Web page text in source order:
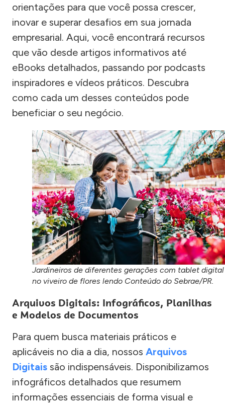
orientações para que você possa crescer,
inovar e superar desafios em sua jornada
empresarial. Aqui, você encontrará recursos
que vão desde artigos informativos até
eBooks detalhados, passando por podcasts
inspiradores e vídeos práticos. Descubra
como cada um desses conteúdos pode
beneficiar o seu negócio.
Jardineiros de diferentes gerações com tablet digital
no viveiro de flores lendo Conteúdo do Sebrae/PR.
Arquivos Digitais: Infográficos, Planilhas
e Modelos de Documentos
Para quem busca materiais práticos e
aplicáveis no dia a dia, nossos Arquivos
Digitais são indispensáveis. Disponibilizamos
infográficos detalhados que resumem
informações essenciais de forma visual e